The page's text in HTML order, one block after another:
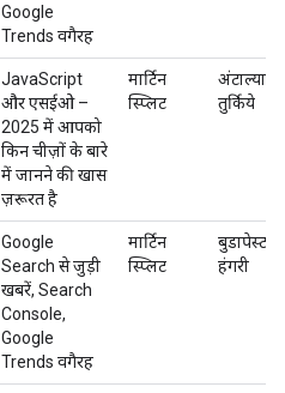
Google
Trends वगैरह
JavaScript
और एसईओ –
2025 में आपको
किन चीज़ों के बारे
में जानने की खास
ज़रूरत है
मार्टिन
स्प्लिट
अंटाल्या,
तुर्किये
Google
Search से जुड़ी
खबरें, Search
Console,
Google
Trends वगैरह
मार्टिन
स्प्लिट
बुडापेस्ट,
हंगरी